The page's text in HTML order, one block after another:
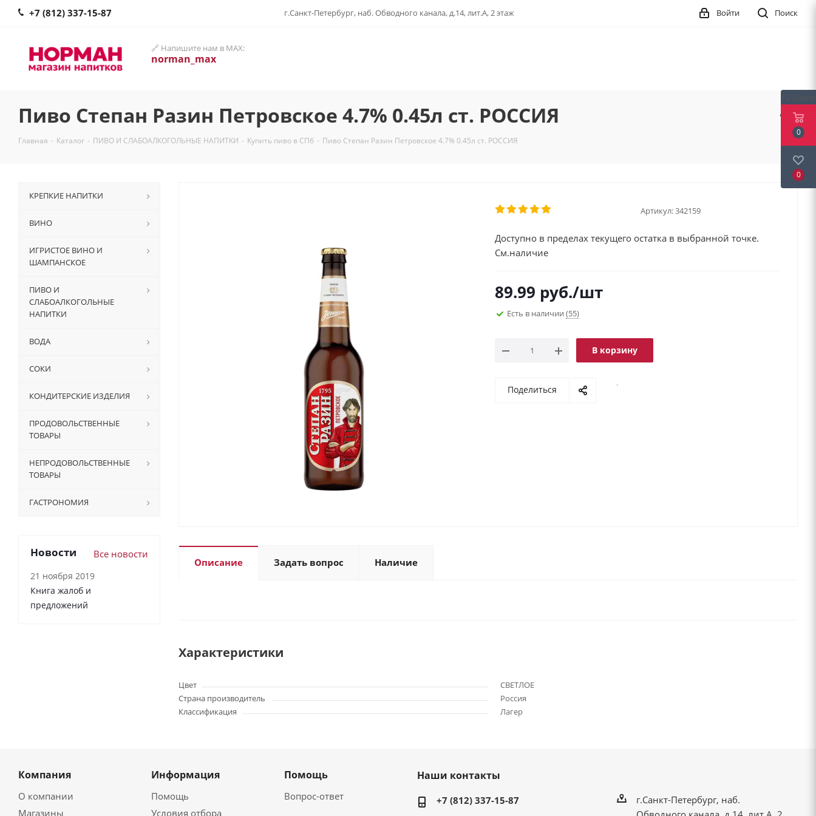
+7 (812) 337-15-87 г.Санкт-Петербург, наб. Обводного канала, д.14, лит.А, 2 этаж Поиск
Войти
🔗 Напишите нам в MAX:
norman_max
Пиво Степан Разин Петровское 4.7% 0.45л ст. РОССИЯ
Главная - Каталог - ПИВО И СЛАБОАЛКОГОЛЬНЫЕ НАПИТКИ - Купить пиво в СПб - Пиво Степан Разин Петровское 4.7% 0.45л ст. РОССИЯ
Артикул:342159
Доступно в пределах текущего остатка в выбранной точке.
См.наличие
89.99 руб./шт
Есть в наличии (55)
В корзину
Поделиться
.
Описание Задать вопрос Наличие
Характеристики
Цвет
СВЕТЛОЕ
Страна производитель
Россия
Классификация
Лагер
КРЕПКИЕ НАПИТКИ
ВИНО
ИГРИСТОЕ ВИНО И
ШАМПАНСКОЕ
ПИВО И
СЛАБОАЛКОГОЛЬНЫЕ
НАПИТКИ
ВОДА
СОКИ
КОНДИТЕРСКИЕ ИЗДЕЛИЯ
ПРОДОВОЛЬСТВЕННЫЕ
ТОВАРЫ
НЕПРОДОВОЛЬСТВЕННЫЕ
ТОВАРЫ
ГАСТРОНОМИЯ
Новости Все новости
21 ноября 2019
Книга жалоб и
предложений
Компания
О компании
Магазины
Информация
Помощь
Условия отбора
Помощь
Вопрос-ответ
Наши контакты
+7 (812) 337-15-87
г.Санкт-Петербург, наб.
0
0